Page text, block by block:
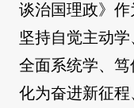
谈治国理政》作
坚持自觉主动学
全面系统学、
化为奋进新征